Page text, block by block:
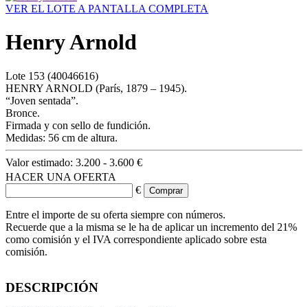
VER EL LOTE A PANTALLA COMPLETA
Henry Arnold
Lote 153 (40046616)
HENRY ARNOLD (París, 1879 – 1945).
“Joven sentada”.
Bronce.
Firmada y con sello de fundición.
Medidas: 56 cm de altura.
Valor estimado: 3.200 - 3.600 €
HACER UNA OFERTA
€
Entre el importe de su oferta siempre con números.
Recuerde que a la misma se le ha de aplicar un incremento del 21%
como comisión y el IVA correspondiente aplicado sobre esta
comisión.
DESCRIPCIÓN